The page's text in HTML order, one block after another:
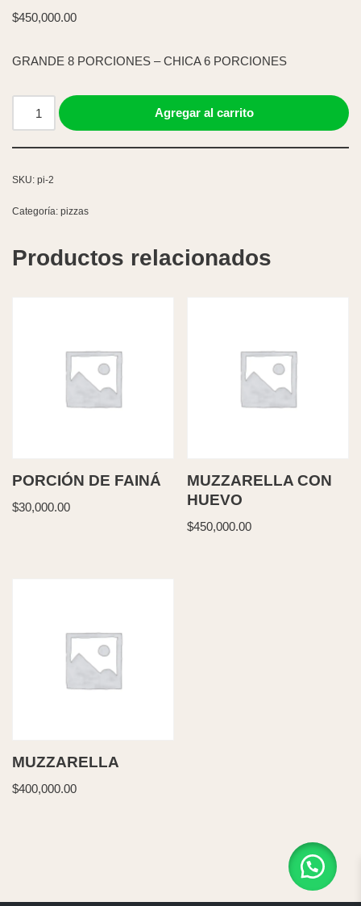
$450,000.00
GRANDE 8 PORCIONES – CHICA 6 PORCIONES
Agregar al carrito
SKU: pi-2
Categoría: pizzas
Productos relacionados
PORCIÓN DE FAINÁ
$30,000.00
MUZZARELLA CON
HUEVO
$450,000.00
MUZZARELLA
$400,000.00